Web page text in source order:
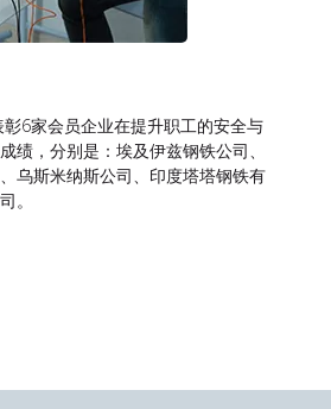
6家会员企业在提升职工的安全与
绩，分别是：埃及伊兹钢铁公司、
乌斯米纳斯公司、印度塔塔钢铁有
。